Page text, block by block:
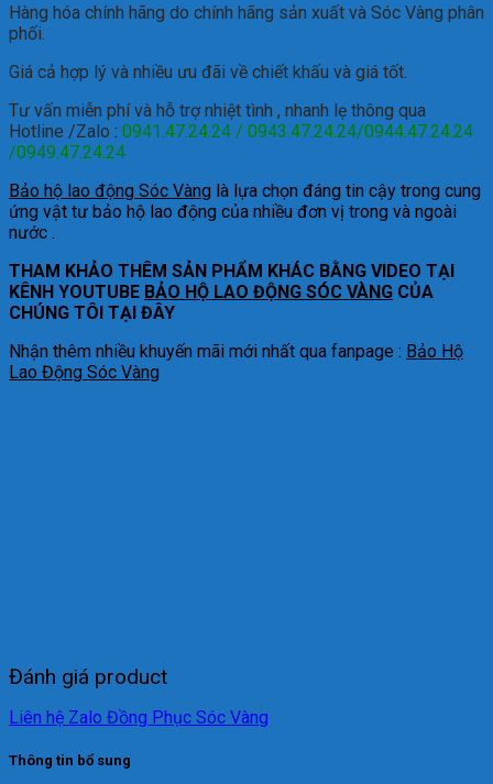
Hàng hóa chính hãng do chính hãng sản xuất và Sóc Vàng phân
phối.
Giá cả hợp lý và nhiều ưu đãi về chiết khấu và giá tốt.
Tư vấn miễn phí và hỗ trợ nhiệt tình , nhanh lẹ thông qua
Hotline /Zalo : 0941.47.24.24 / 0943.47.24.24/0944.47.24.24
/0949.47.24.24
Bảo hộ lao động Sóc Vàng là lựa chọn đáng tin cậy trong cung
ứng vật tư bảo hộ lao động của nhiều đơn vị trong và ngoài
nước .
THAM KHẢO THÊM SẢN PHẨM KHÁC BẰNG VIDEO TẠI
KÊNH YOUTUBE BẢO HỘ LAO ĐỘNG SÓC VÀNG CỦA
CHÚNG TÔI TẠI ĐÂY
Nhận thêm nhiều khuyến mãi mới nhất qua fanpage : Bảo Hộ
Lao Động Sóc Vàng
Đánh giá product
Liên hệ Zalo Đồng Phục Sóc Vàng
Thông tin bổ sung